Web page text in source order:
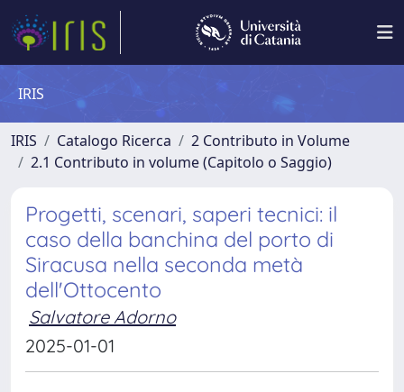
IRIS
IRIS Catalogo Ricerca
2 Contributo in Volume
2.1 Contributo in volume (Capitolo o Saggio)
Progetti, scenari, saperi tecnici: il
caso della banchina del porto di
Siracusa nella seconda metà
dell'Ottocento
Salvatore Adorno
2025-01-01